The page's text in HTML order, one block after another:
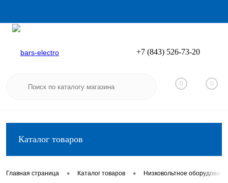
Вход
+7 (843) 526-73-20
0 0
Каталог товаров
Главная страница • Каталог товаров • Низковольтное